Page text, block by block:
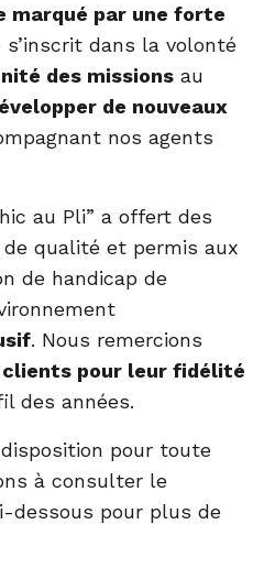
marqué par une forte
s’inscrit dans la volonté
des missions au
de nouveaux
nos agents
au Pli” a offert des
de qualité et permis aux
de handicap de
. Nous remercions
clients pour leur fidélité
des années.
pour toute
à consulter le
dessous pour plus de